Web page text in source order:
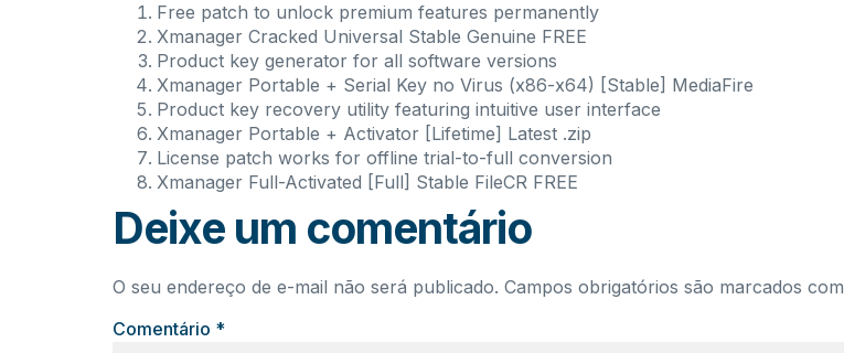
Free patch to unlock premium features permanently
Xmanager Cracked Universal Stable Genuine FREE
Product key generator for all software versions
Xmanager Portable + Serial Key no Virus (x86-x64) [Stable] MediaFire
Product key recovery utility featuring intuitive user interface
Xmanager Portable + Activator [Lifetime] Latest .zip
License patch works for offline trial-to-full conversion
Xmanager Full-Activated [Full] Stable FileCR FREE
Deixe um comentário
O seu endereço de e-mail não será publicado. Campos obrigatórios são marcados com
Comentário *